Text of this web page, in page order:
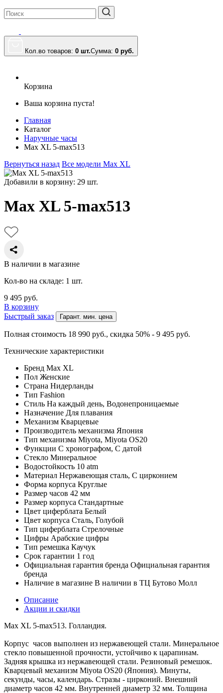
Кол.во товаров: 0 шт.Сумма: 0 руб.
Корзина
Ваша корзина пуста!
Главная
Каталог
Наручные часы
Max XL 5-max513
Вернуться назад Все модели Max XL
Добавили в корзину: 29 шт.
Max XL 5-max513
В наличии в магазине
Кол-во на складе: 1 шт.
9 495 руб.
В корзину
Быстрый заказ
Гарант. мин. цена
Полная стоимость 18 990 руб., скидка 50% - 9 495 руб.
Технические характеристики
Бренд Max XL
Пол Женские
Страна Нидерланды
Тип Fashion
Стиль На каждый день, Водонепроницаемые
Назначение Для плавания
Механизм Кварцевые
Производитель механизма Япония
Тип механизма Miyota, Miyota OS20
Функции С хронографом, С датой
Стекло Минеральное
Водостойкость 10 atm
Материал Нержавеющая сталь, С цирконием
Форма корпуса Круглые
Размер часов 42 мм
Размер корпуса Стандартные
Цвет циферблата Белый
Цвет корпуса Сталь, Голубой
Тип циферблата Стрелочные
Цифры Арабские цифры
Тип ремешка Каучук
Срок гарантии 1 год
Официальная гарантия бренда Официальная гарантия
бренда
Наличие в магазине В наличии в ТЦ Бутово Молл
Описание
Акции и скидки
Max XL 5-max513. Голландия.
Корпус часов выполнен из нержавеющей стали. Минеральное
стекло повышенной прочности, устойчиво к царапинам.
Задняя крышка из нержавеющей стали. Резиновый ремешок.
Кварцевый механизм Miyota OS20 (Япония). Минуты,
секунды, часы, календарь. Стразы - цирконий. Внешний
диаметр часов 42 мм. Внутренней диаметр 32 мм. Толщина